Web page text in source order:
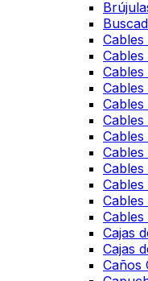
Cables
Cables
Cajas
Cajas
Caños